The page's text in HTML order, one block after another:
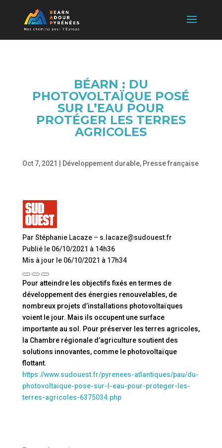
BÉARN : DU
PHOTOVOLTAÏQUE POSÉ
SUR L’EAU POUR
PROTÉGER LES TERRES
AGRICOLES
Oct 7, 2021 Développement durable, Presse française
Par Stéphanie Lacaze – s.lacaze@sudouest.fr
Publié le 06/10/2021 à 14h36
Mis à jour le 06/10/2021 à 17h34
Pour atteindre les objectifs fixés en termes de
développement des énergies renouvelables, de
nombreux projets d’installations photovoltaïques
voient le jour. Mais ils occupent une surface
importante au sol. Pour préserver les terres agricoles,
la Chambre régionale d’agriculture soutient des
solutions innovantes, comme le photovoltaïque
flottant.
https://www.sudouest.fr/pyrenees-atlantiques/pau/du-
photovoltaique-pose-sur-l-eau-pour-proteger-les-
terres-agricoles-6375034.php